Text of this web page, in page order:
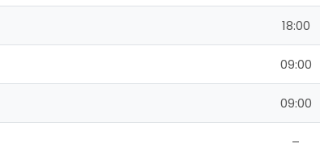
18:00
09:00
09:00
–